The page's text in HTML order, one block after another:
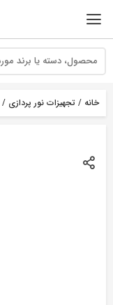
خانه / تجهیزات نور پردازی /